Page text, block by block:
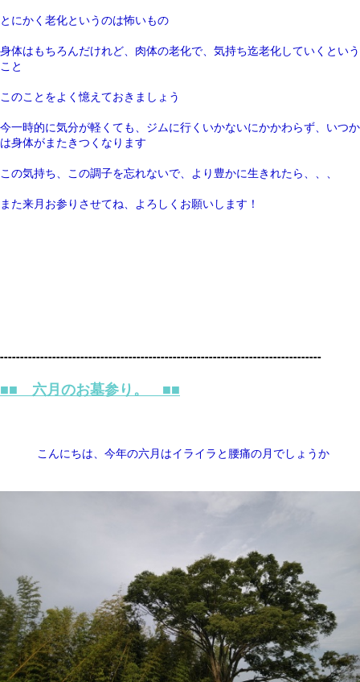
とにかく老化というのは怖いもの
身体はもちろんだけれど、肉体の老化で、気持ち迄老化していくという
こと
このことをよく憶えておきましょう
今一時的に気分が軽くても、ジムに行くいかないにかかわらず、いつか
は身体がまたきつくなります
この気持ち、この調子を忘れないで、より豊かに生きれたら、、、
また来月お参りさせてね、よろしくお願いします！
--------------------------------------------------------------------------------
■■ 六月のお墓参り。 ■■
こんにちは、今年の六月はイライラと腰痛の月でしょうか